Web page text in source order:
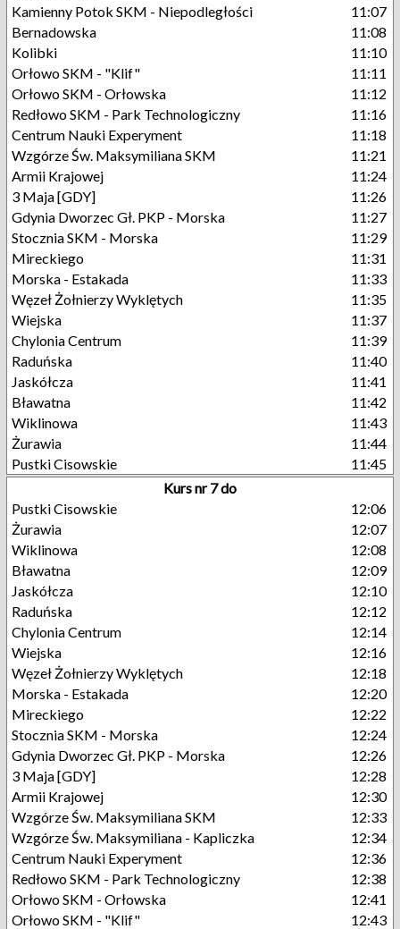
Kamienny Potok SKM - Niepodległości
11:07
Bernadowska
11:08
Kolibki
11:10
Orłowo SKM - "Klif"
11:11
Orłowo SKM - Orłowska
11:12
Redłowo SKM - Park Technologiczny
11:16
Centrum Nauki Experyment
11:18
Wzgórze Św. Maksymiliana SKM
11:21
Armii Krajowej
11:24
3 Maja [GDY]
11:26
Gdynia Dworzec Gł. PKP - Morska
11:27
Stocznia SKM - Morska
11:29
Mireckiego
11:31
Morska - Estakada
11:33
Węzeł Żołnierzy Wyklętych
11:35
Wiejska
11:37
Chylonia Centrum
11:39
Raduńska
11:40
Jaskółcza
11:41
Bławatna
11:42
Wiklinowa
11:43
Żurawia
11:44
Pustki Cisowskie
11:45
Kurs nr 7 do
Pustki Cisowskie
12:06
Żurawia
12:07
Wiklinowa
12:08
Bławatna
12:09
Jaskółcza
12:10
Raduńska
12:12
Chylonia Centrum
12:14
Wiejska
12:16
Węzeł Żołnierzy Wyklętych
12:18
Morska - Estakada
12:20
Mireckiego
12:22
Stocznia SKM - Morska
12:24
Gdynia Dworzec Gł. PKP - Morska
12:26
3 Maja [GDY]
12:28
Armii Krajowej
12:30
Wzgórze Św. Maksymiliana SKM
12:33
Wzgórze Św. Maksymiliana - Kapliczka
12:34
Centrum Nauki Experyment
12:36
Redłowo SKM - Park Technologiczny
12:38
Orłowo SKM - Orłowska
12:41
Orłowo SKM - "Klif"
12:43